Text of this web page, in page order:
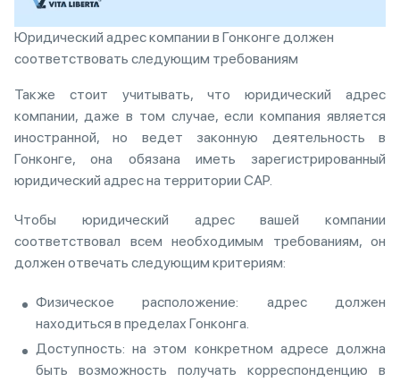
Юридический адрес компании в Гонконге должен
соответствовать следующим требованиям
Также стоит учитывать, что юридический адрес
компании, даже в том случае, если компания является
иностранной, но ведет законную деятельность в
Гонконге, она обязана иметь зарегистрированный
юридический адрес на территории САР.
Чтобы юридический адрес вашей компании
соответствовал всем необходимым требованиям, он
должен отвечать следующим критериям:
Физическое расположение: адрес должен
находиться в пределах Гонконга.
Доступность: на этом конкретном адресе должна
быть возможность получать корреспонденцию в